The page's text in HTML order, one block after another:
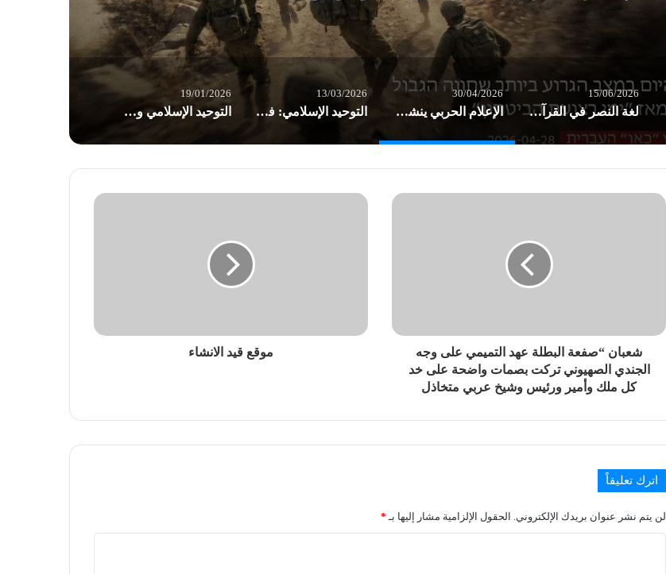
15/06/2026
لغة النصر في القرآن الكريم .. بقلم د.عاطف الموسوي
30/04/2026
الإعلام الحربي ينشر: في أسوأ وضع – במצב הגרוע ביותר
13/03/2026
التوحيد الإسلامي: في يوم القدس العالمي نعلن للعالم العداء للإسرائيلي والأميريكي ووكلائه في بلادنا
19/01/2026
التوحيد الإسلامي وحركة فتح – منطقة الشمال “الشعب الفلسطيني يعاني الأمرين بحرمانه حقوقه الإنسانية في لبنان
شعبان “صفعة البطلة عهد التميمي على وجه
الجندي الصهيوني تركت بصمات واضحة على خد
كل ملك وأمير ورئيس وشيخ عربي متخاذل
موقع قيد الانشاء
اترك تعليقاً
لن يتم نشر عنوان بريدك الإلكتروني. الحقول الإلزامية مشار إليها بـ *